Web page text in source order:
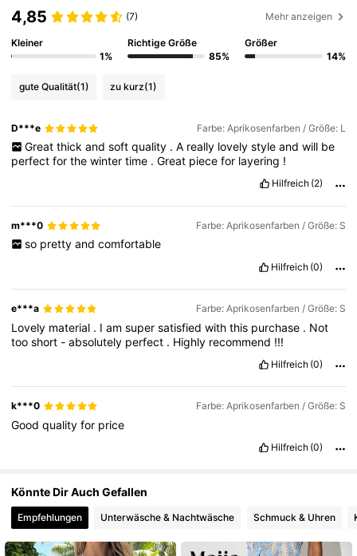
2.7M Follower
4,80 2.7M Follower
4,85 (7) Mehr anzeigen
Kleiner
1%
Richtige Größe
85%
Größer
14%
gute Qualität(1) zu kurz(1)
D***e Farbe: Aprikosenfarben / Größe: L
Great thick and soft quality . A really lovely style and will be
perfectforthewintertime .Great piecefor layering !
Hilfreich (2)
m***0 Farbe: Aprikosenfarben / Größe: S
so pretty and comfortable
Hilfreich (0)
e***a Farbe: Aprikosenfarben / Größe: S
Lovely material . Iamsupersatisfiedwiththis purchase . Not
tooshort -absolutely perfect . Highly recommend !!!
Hilfreich (0)
k***0 Farbe: Aprikosenfarben / Größe: S
Goodqualityfor price
Hilfreich (0)
Könnte Dir Auch Gefallen
Empfehlungen Unterwäsche & Nachtwäsche Schmuck & Uhren